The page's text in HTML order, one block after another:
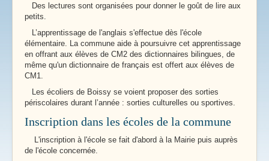
Des lectures sont organisées pour donner le goût de lire aux
petits.
L’apprentissage de l'anglais s'effectue dès l'école
élémentaire. La commune aide à poursuivre cet apprentissage
en offrant aux élèves de CM2 des dictionnaires bilingues, de
même qu'un dictionnaire de français est offert aux élèves de
CM1.
Les écoliers de Boissy se voient proposer des sorties
périscolaires durant l’année : sorties culturelles ou sportives.
Inscription dans les écoles de la commune
L'inscription à l'école se fait d'abord à la Mairie puis auprès
de l'école concernée.